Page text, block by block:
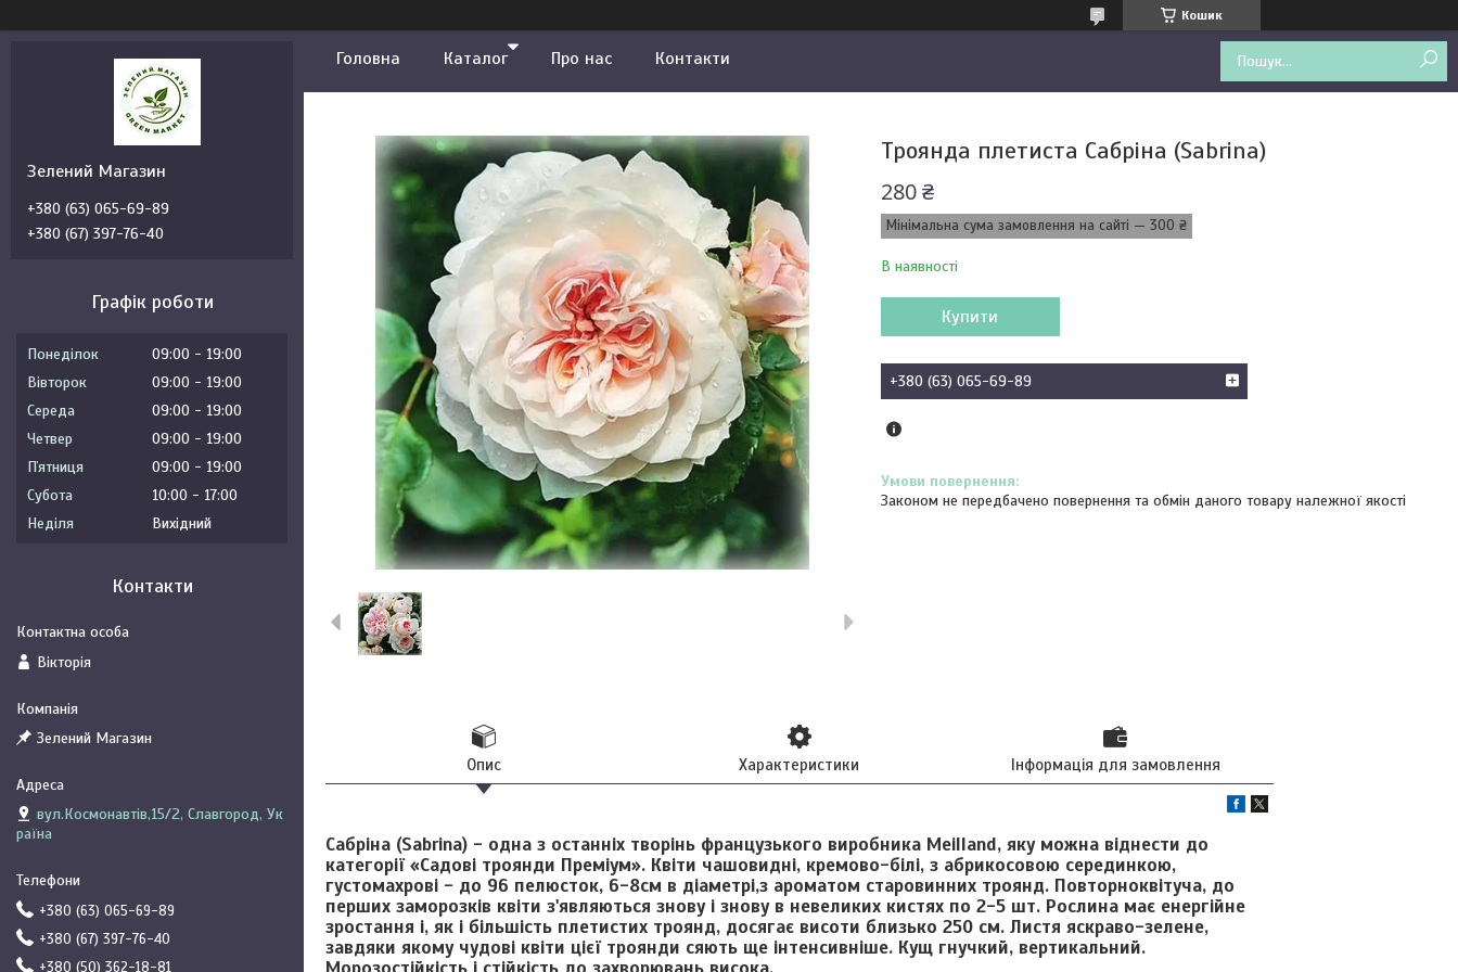
Кошик
Головна Каталог Про нас Контакти
Троянда плетиста Сабріна (Sabrina)
280 ₴
Мінімальна сума замовлення на сайті — 300 ₴
В наявності
Купити
+380 (63) 065-69-89
Законом не передбачено повернення та обмін даного товару належної якості
Опис Характеристики Інформація для замовлення
Сабріна (Sabrina) - одна з останніх творінь французького виробника Meilland, яку можна віднести до
категорії «Садові троянди Преміум». Квіти чашовидні, кремово-білі, з абрикосовою серединкою,
густомахрові - до 96 пелюсток, 6-8см в діаметрі,з ароматом старовинних троянд. Повторноквітуча, до
перших заморозків квіти з'являються знову і знову в невеликих кистях по 2-5 шт. Рослина має енергійне
зростання і, як і більшість плетистих троянд, досягає висоти близько 250 см. Листя яскраво-зелене,
завдяки якому чудові квіти цієї троянди сяють ще інтенсивніше. Кущ гнучкий, вертикальний.
Зелений Магазин
+380 (63) 065-69-89
+380 (67) 397-76-40
Графік роботи
Понеділок 09:00
19:00
Вівторок
09:00
19:00
Середа
09:00
19:00
Четвер
09:00
19:00
Пʼятниця
09:00
19:00
Субота
10:00
17:00
Неділя
Вихідний
Контакти
Вікторія
Зелений Магазин
вул.Космонавтів,15/2, Славгород, Ук
раїна
+380 (63) 065-69-89
+380 (67) 397-76-40
+380 (50) 362-18-81